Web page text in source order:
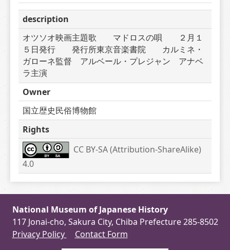
description
オツソオ映画主題歌　　マドロスの唄　　２月１
５日発行　　発行所東京音楽書院　　カルミネ・
ガローネ監督　アルベール・プレジャン　アナベ
ラ主演
Owner
国立歴史民俗博物館
Rights
CC BY-SA (Attribution-ShareAlike)
4.0
National Museum of Japanese History
117 Jonai-cho, Sakura City, Chiba Prefecture 285-8502
Privacy Policy
Contact Form